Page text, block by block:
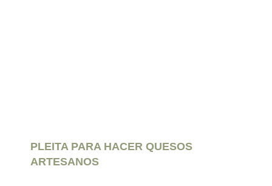
PLEITA PARA HACER QUESOS
ARTESANOS